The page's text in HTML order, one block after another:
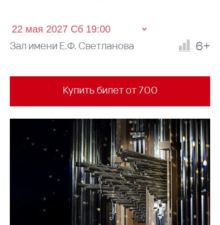
Зал имени Е.Ф. Светланова 6+
Купить билет от 700